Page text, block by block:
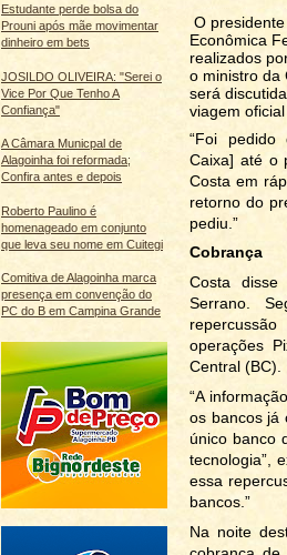
Estudante perde bolsa do
Prouni após mãe movimentar
dinheiro em bets
JOSILDO OLIVEIRA: "Serei o
Vice Por Que Tenho A
Confiança"
A Câmara Municpal de
Alagoinha foi reformada;
Confira antes e depois
Roberto Paulino é
homenageado em conjunto
que leva seu nome em Cuitegi
Comitiva de Alagoinha marca
presença em convenção do
PC do B em Campina Grande
O
Econômica
realizados
o ministro da
será
viagem
“Foi pedido
Caixa] até o
Costa em
retorno do
pediu.”
Cobrança
Costa
Serrano.
operações
Central (BC).
“A
os bancos já
único banco
tecnologia”,
essa
bancos.”
Na noite